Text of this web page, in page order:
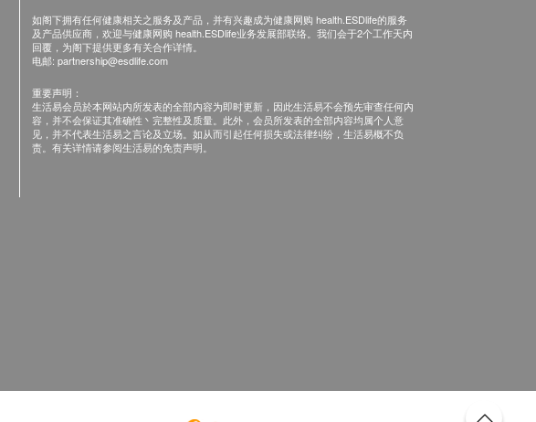
如阁下拥有任何健康相关之服务及产品，并有兴趣成为健康网购 health.ESDlife的服务
及产品供应商，欢迎与健康网购 health.ESDlife业务发展部联络。我们会于2个工作天内
回覆，为阁下提供更多有关合作详情。
电邮: partnership@esdlife.com
重要声明：
生活易会员於本网站内所发表的全部内容为即时更新，因此生活易不会预先审查任何内
容，并不会保证其准确性丶完整性及质量。此外，会员所发表的全部内容均属个人意
见，并不代表生活易之言论及立场。如从而引起任何损失或法律纠纷，生活易概不负
责。有关详情请参阅生活易的免责声明。